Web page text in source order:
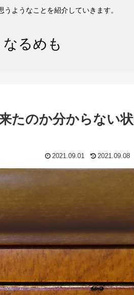
うようなことを紹介していきます。
なるめも
たのか分からない状
2021.09.01 2021.09.08